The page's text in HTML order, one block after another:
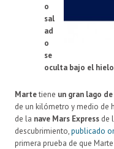
o
sal
ad
o
se
oculta bajo el
Martetiene un gran lago
de un kilómetro y medio de
de la nave Mars Express de
descubrimiento,publicado
primera prueba de que